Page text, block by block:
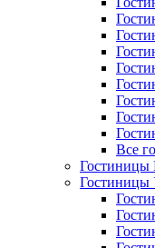
Все
Гостиницы
Гостиницы